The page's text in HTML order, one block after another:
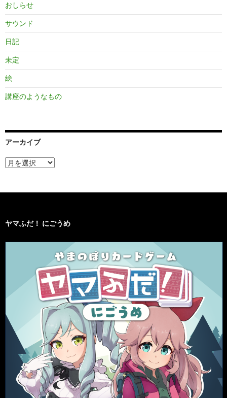
おしらせ
サウンド
日記
未定
絵
講座のようなもの
アーカイブ
ア
ー
ヤマふだ！ にごうめ